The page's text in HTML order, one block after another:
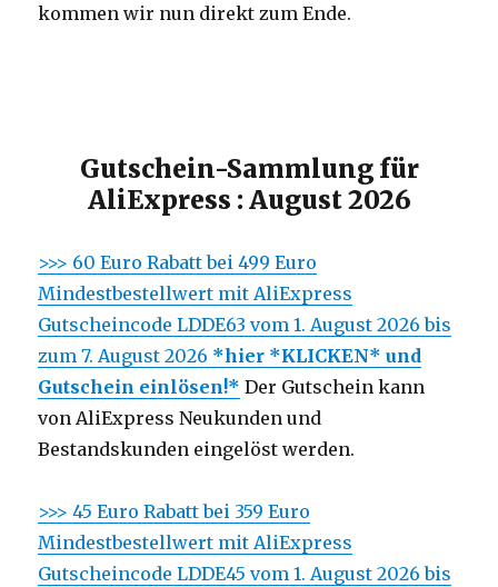
kommen wir nun direkt zum Ende.
Gutschein-Sammlung für
AliExpress : August 2026
>>> 60 Euro Rabatt bei 499 Euro
Mindestbestellwert mit AliExpress
Gutscheincode LDDE63 vom 1. August 2026 bis
zum 7. August 2026 *hier *KLICKEN* und
Gutschein einlösen!* Der Gutschein kann
von AliExpress Neukunden und
Bestandskunden eingelöst werden.
>>> 45 Euro Rabatt bei 359 Euro
Mindestbestellwert mit AliExpress
Gutscheincode LDDE45 vom 1. August 2026 bis